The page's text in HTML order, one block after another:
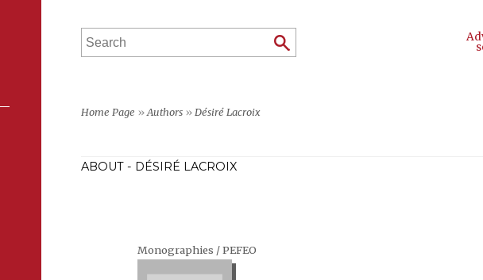
Home Page »Authors » Désiré Lacroix
ABOUT - DÉSIRÉ LACROIX
Monographies / PEFEO